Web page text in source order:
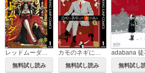
無料試し読み 無料試し読み
adabana 徒
無料試し